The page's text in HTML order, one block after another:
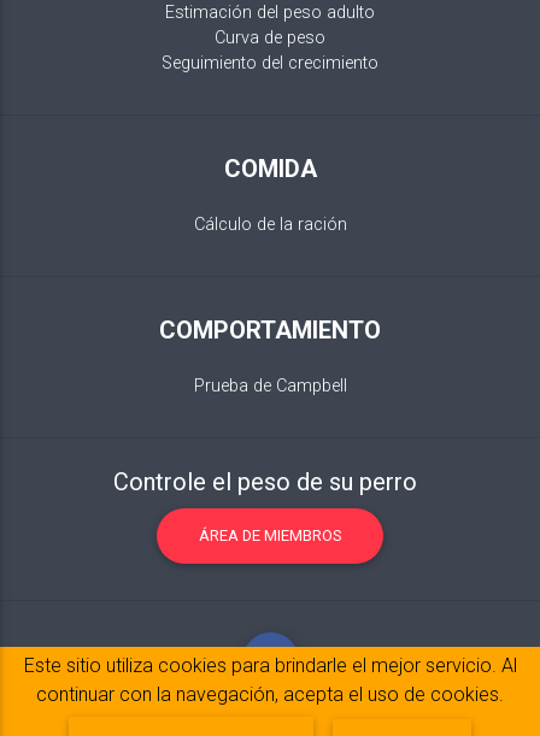
Estimación del peso adulto
Curva de peso
Seguimiento del crecimiento
COMIDA
Cálculo de la ración
COMPORTAMIENTO
Prueba de Campbell
Controle el peso de su perro
ÁREA DE MIEMBROS
Este sitio utiliza cookies para brindarle el mejor servicio. Al
continuar con la navegación, acepta el uso de cookies.